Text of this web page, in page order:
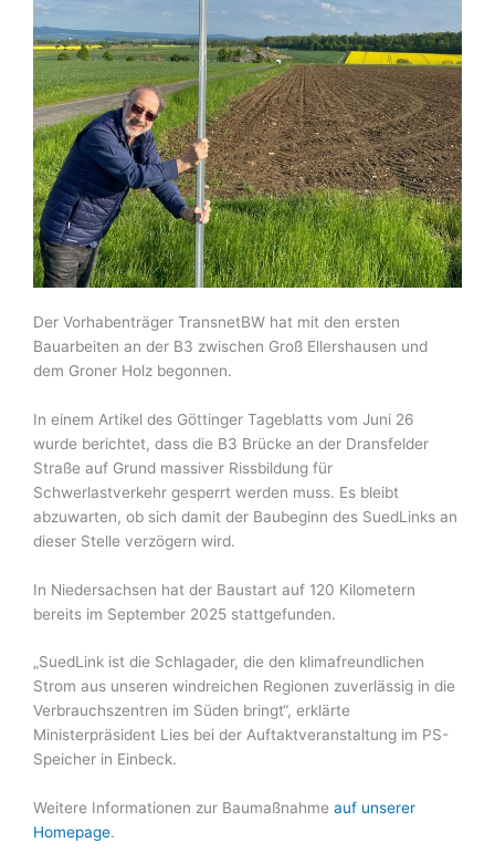
Der Vorhabenträger TransnetBW hat mit den ersten
Bauarbeiten an der B3 zwischen Groß Ellershausen und
dem Groner Holz begonnen.
In einem Artikel des Göttinger Tageblatts vom Juni 26
wurde berichtet, dass die B3 Brücke an der Dransfelder
Straße auf Grund massiver Rissbildung für
Schwerlastverkehr gesperrt werden muss. Es bleibt
abzuwarten, ob sich damit der Baubeginn des SuedLinks an
dieser Stelle verzögern wird.
In Niedersachsen hat der Baustart auf 120 Kilometern
bereits im September 2025 stattgefunden.
„SuedLink ist die Schlagader, die den klimafreundlichen
Strom aus unseren windreichen Regionen zuverlässig in die
Verbrauchszentren im Süden bringt“, erklärte
Ministerpräsident Lies bei der Auftaktveranstaltung im PS-
Speicher in Einbeck.
Weitere Informationen zur Baumaßnahme auf unserer
Homepage.